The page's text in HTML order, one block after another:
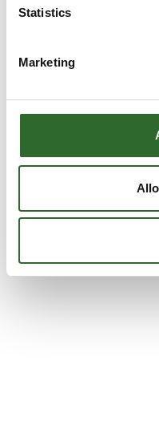
Statistics
Marketing